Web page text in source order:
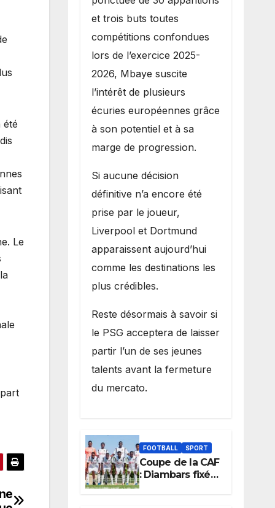
été
Le
et trois buts toutes
compétitions confondues
lors de l’exercice 2025-
2026, Mbaye suscite
l’intérêt de plusieurs
écuries européennes grâce
à son potentiel et à sa
marge de progression.
Si aucune décision
définitive n’a encore été
prise par le joueur,
Liverpool et Dortmund
apparaissent aujourd’hui
comme les destinations les
plus crédibles.
Reste désormais à savoir si
le PSG acceptera de laisser
partir l’un de ses jeunes
talents avant la fermeture
du mercato.
FOOTBALL SPORT
Coupe de la CAF
: Diambars fixé
sur son destin